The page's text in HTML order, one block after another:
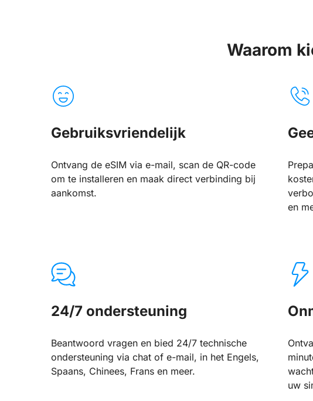
Waarom
Gebruiksvriendelijk
Ontvang de eSIM via e-mail, scan de QR-code
om te installeren en maak direct verbinding bij
aankomst.
en
24/7 ondersteuning
Beantwoord vragen en bied 24/7 technische
ondersteuning via chat of e-mail, in het Engels,
Spaans, Chinees, Frans en meer.
uw